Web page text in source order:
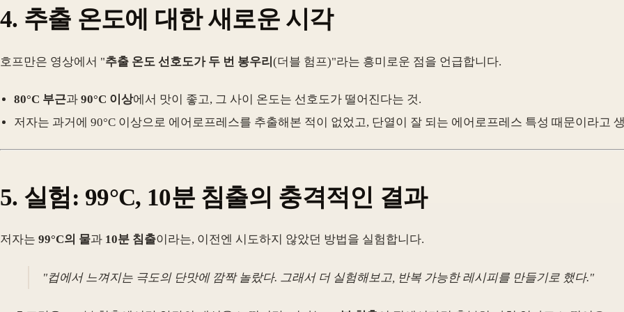
4. 추출 온도에 대한 새로운 시각
호프만은 영상에서 "추출 온도 선호도가 두 번 봉우리 (더블 험프)"라는 흥미로운 점을 언급합니다.
80°C 부근과 90°C 이상에서 맛이 좋고, 그 사이 온도는 선호도가 떨어진다는 것.
저자는 과거에 90°C 이상으로 에어로프레스를 추출해본 적이 없었고, 단열이 잘 되는 에어로프레스 특성 때문이라고
5. 실험: 99°C, 10분 침출의 충격적인 결과
저자는 99°C의 물과 10분 침출이라는, 이전엔 시도하지 않았던 방법을 실험합니다.
"컵에서 느껴지는 극도의 단맛에 깜짝 놀랐다. 그래서 더 실험해보고, 반복 가능한 레시피를 만들기로 했다."